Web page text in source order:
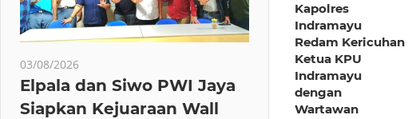
Kapolres
Indramayu
Redam Kericuhan
Ketua KPU
Indramayu
dengan
Wartawan
03/08/2026
Elpala dan Siwo PWI Jaya
Siapkan Kejuaraan Wall